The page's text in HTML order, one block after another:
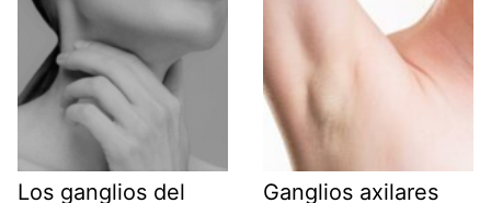
Los ganglios del
Ganglios axilares